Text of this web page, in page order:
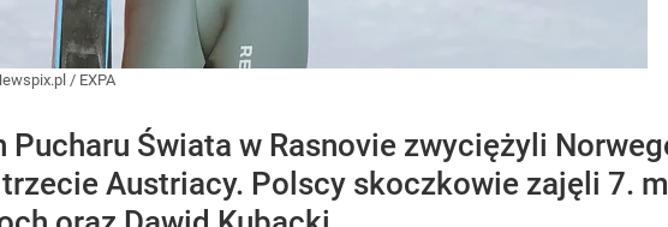
/ EXPA
Pucharu Świata w Rasnovie zwyciężyli
trzecie Austriacy. Polscy skoczkowie zajęli 7.